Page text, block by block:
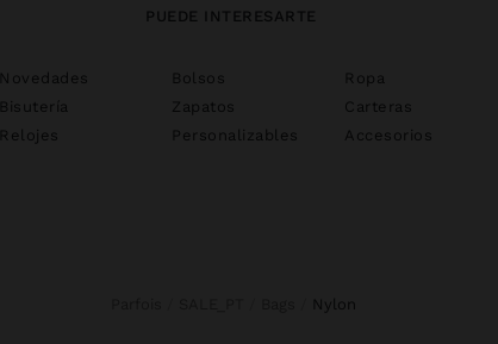
PUEDE INTERESARTE
Novedades Bolsos
Ropa
Bisutería
Zapatos
Carteras
Relojes
Personalizables Accesorios
nylon